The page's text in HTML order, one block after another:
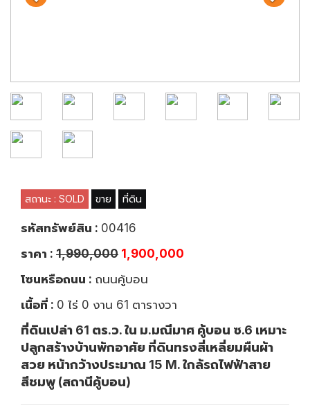
สถานะ : SOLD ขาย ที่ดิน
รหัสทรัพย์สิน : 00416
ราคา : 1,990,000 1,900,000
โซนหรือถนน : ถนนคู้บอน
เนื้อที่ : 0 ไร่ 0 งาน 61 ตารางวา
ที่ดินเปล่า 61 ตร.ว. ใน ม.มณีมาศ คู้บอน ซ.6 เหมาะ
ปลูกสร้างบ้านพักอาศัย ที่ดินทรงสี่เหลี่ยมผืนผ้า
สวย หน้ากว้างประมาณ 15 M. ใกล้รถไฟฟ้าสาย
สีชมพู (สถานีคู้บอน)